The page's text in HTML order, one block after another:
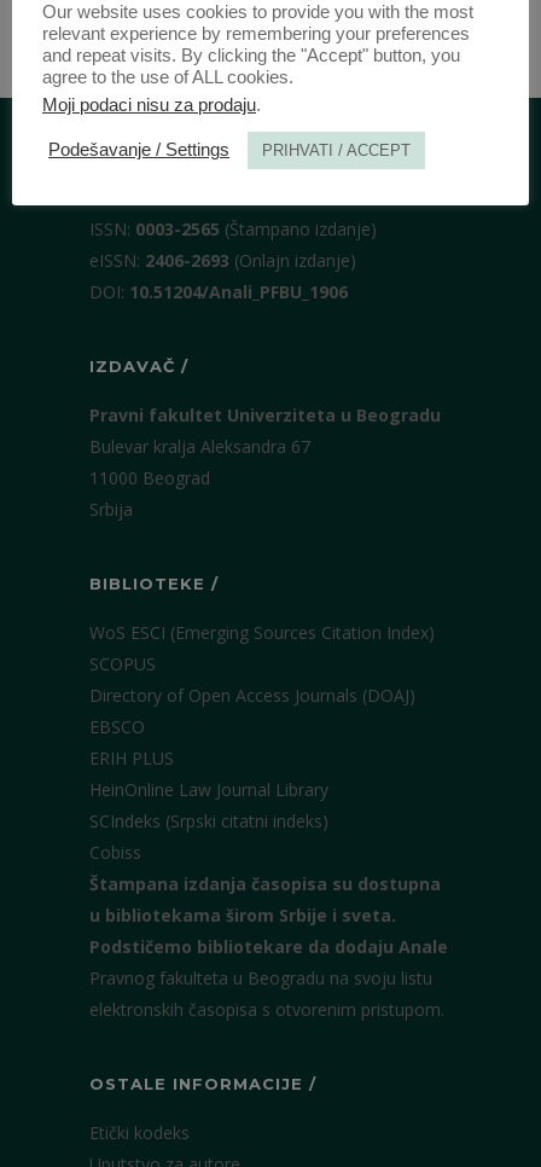
i
prezime
ili najmanje dva slova, pa izaberite iz liste.
ISSN: 0003-2565 (Štampano izdanje)
eISSN: 2406-2693 (Onlajn izdanje)
DOI: 10.51204/Anali_PFBU_1906
IZDAVAČ /
Pravni fakultet Univerziteta u Beogradu
Bulevar kralja Aleksandra 67
11000 Beograd
Srbija
BIBLIOTEKE /
WoS ESCI (Emerging Sources Citation Index)
SCOPUS
Directory of Open Access Journals (DOAJ)
EBSCO
ERIH PLUS
HeinOnline Law Journal Library
SCIndeks (Srpski citatni indeks)
Cobiss
Štampana izdanja časopisa su dostupna
u bibliotekama širom Srbije i sveta.
Podstičemo bibliotekare da dodaju Anale
Pravnog fakulteta u Beogradu na svoju listu
elektronskih časopisa s otvorenim pristupom.
OSTALE INFORMACIJE /
Etički kodeks
Our website uses cookies to provide you with the most
relevant experience by remembering your preferences
and repeat visits. By clicking the "Accept" button, you
agree to the use of ALL cookies.
Moji podaci nisu za prodaju.
Podešavanje / Settings PRIHVATI / ACCEPT